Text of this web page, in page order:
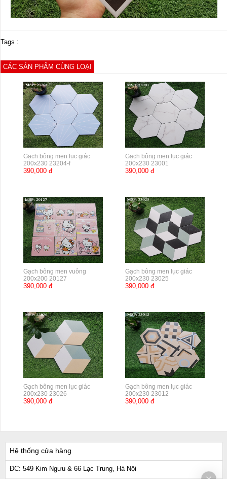
Tags :
CÁC SẢN PHẨM CÙNG LOẠI
Gạch bông men lục giác
200x230 23204-f
390,000 đ
Gạch bông men lục giác
200x230 23001
390,000 đ
Gạch bông men vuông
200x200 20127
390,000 đ
Gạch bông men lục giác
200x230 23025
390,000 đ
Gạch bông men lục giác
200x230 23026
390,000 đ
Gạch bông men lục giác
200x230 23012
390,000 đ
Hệ thống cửa hàng
ĐC: 549 Kim Ngưu & 66 Lạc Trung, Hà Nội